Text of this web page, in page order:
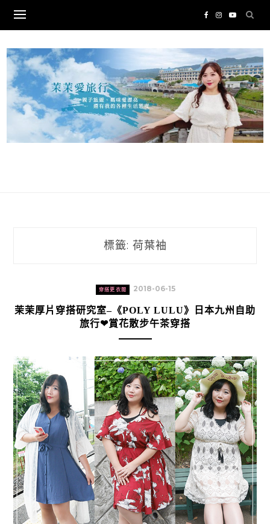
content
標籤: 荷葉袖
穿搭更衣間 2018-06-15
茉茉厚片穿搭研究室–《POLY LULU》日本九州自助
旅行❤賞花散步午茶穿搭